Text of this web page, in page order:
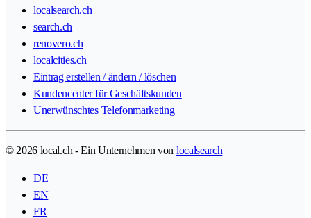
localsearch.ch
search.ch
renovero.ch
localcities.ch
Eintrag erstellen / ändern / löschen
Kundencenter für Geschäftskunden
Unerwünschtes Telefonmarketing
© 2026 local.ch - Ein Unternehmen von localsearch
DE
EN
FR